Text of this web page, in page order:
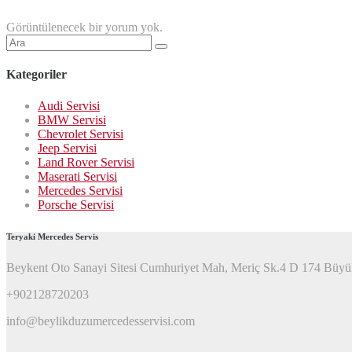
Görüntülenecek bir yorum yok.
Şunu
ara:
Kategoriler
Audi Servisi
BMW Servisi
Chevrolet Servisi
Jeep Servisi
Land Rover Servisi
Maserati Servisi
Mercedes Servisi
Porsche Servisi
Teryaki Mercedes Servis
Beykent Oto Sanayi Sitesi Cumhuriyet Mah, Meriç Sk.4 D 174
+902128720203
info@beylikduzumercedesservisi.com